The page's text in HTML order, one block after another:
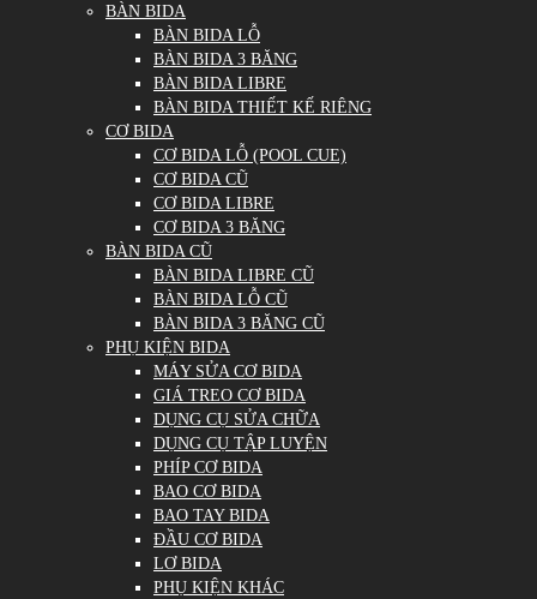
BÀN BIDA
BÀN BIDA LỖ
BÀN BIDA 3 BĂNG
BÀN BIDA LIBRE
BÀN BIDA THIẾT KẾ RIÊNG
CƠ BIDA
CƠ BIDA LỖ (POOL CUE)
CƠ BIDA CŨ
CƠ BIDA LIBRE
CƠ BIDA 3 BĂNG
BÀN BIDA CŨ
BÀN BIDA LIBRE CŨ
BÀN BIDA LỖ CŨ
BÀN BIDA 3 BĂNG CŨ
PHỤ KIỆN BIDA
MÁY SỬA CƠ BIDA
GIÁ TREO CƠ BIDA
DỤNG CỤ SỬA CHỮA
DỤNG CỤ TẬP LUYỆN
PHÍP CƠ BIDA
BAO CƠ BIDA
BAO TAY BIDA
ĐẦU CƠ BIDA
LƠ BIDA
PHỤ KIỆN KHÁC